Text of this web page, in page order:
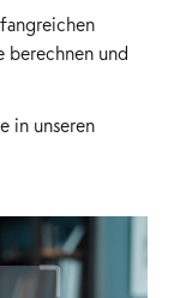
und
in unseren